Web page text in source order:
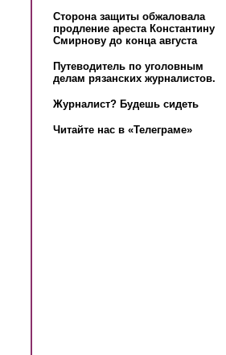
Сторона защиты обжаловала
продление ареста Константину
Смирнову до конца августа
Путеводитель по уголовным
делам рязанских журналистов.
Журналист? Будешь сидеть
Читайте нас в «Телеграме»